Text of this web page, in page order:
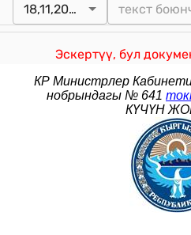
18,11,2022
Эскертүү, бул